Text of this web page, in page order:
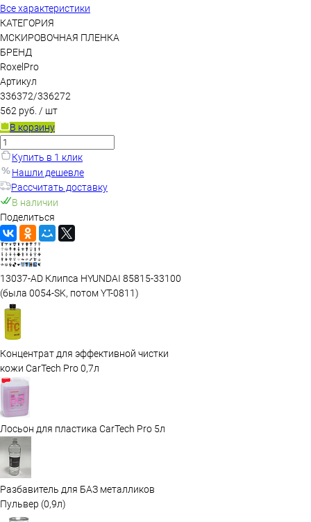
Все характеристики
КАТЕГОРИЯ
МСКИРОВОЧНАЯ ПЛЕНКА
БРЕНД
RoxelPro
Артикул
336372/336272
562 руб. / шт
В корзину
Купить в 1 клик
Нашли дешевле
Рассчитать доставку
В наличии
Поделиться
13037-AD Клипса HYUNDAI 85815-33100
(была 0054-SK, потом YT-0811)
Концентрат для эффективной чистки
кожи CarTech Pro 0,7л
Лосьон для пластика CarTech Pro 5л
Разбавитель для БАЗ металликов
Пульвер (0,9л)